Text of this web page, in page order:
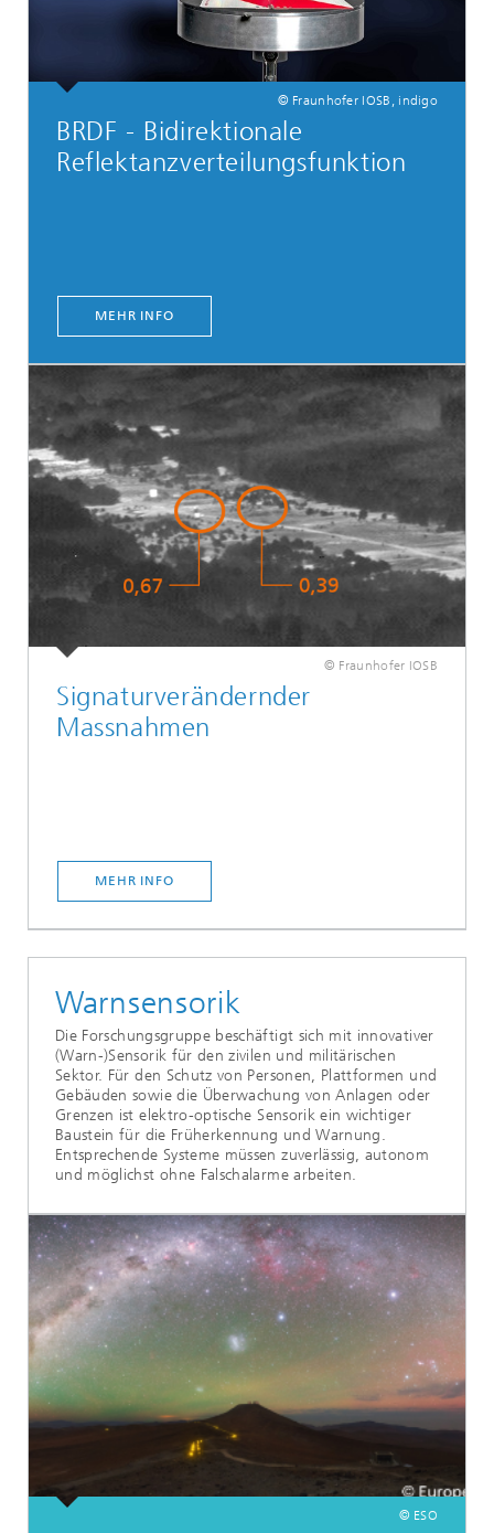
© Fraunhofer IOSB, indigo
BRDF - Bidirektionale
Reflektanzverteilungsfunktion
MEHR INFO
© Fraunhofer IOSB
Signaturverändernder
Massnahmen
MEHR INFO
Warnsensorik
Die Forschungsgruppe beschäftigt sich mit innovativer
(Warn-)Sensorik für den zivilen und militärischen
Sektor. Für den Schutz von Personen, Plattformen und
Gebäuden sowie die Überwachung von Anlagen oder
Grenzen ist elektro-optische Sensorik ein wichtiger
Baustein für die Früherkennung und Warnung.
Entsprechende Systeme müssen zuverlässig, autonom
und möglichst ohne Falschalarme arbeiten.
© ESO